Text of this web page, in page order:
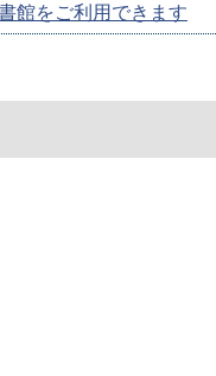
館をご利用できます